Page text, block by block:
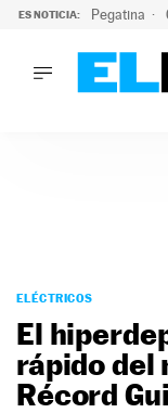
ES NOTICIA: Pegatina
PODCAST
MOTOS
TECNOLOGÍA
SUPERCOCHES
ELÉCTRICOS
El
rápido del
Récord